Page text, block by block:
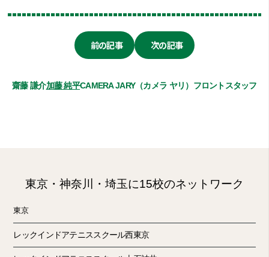
前の記事 次の記事
齋藤 謙介加藤 純平CAMERA JARY（カメラ ヤリ） フロントスタッフ
東京・神奈川・埼玉に15校のネットワーク
東京
レックインドアテニススクール西東京